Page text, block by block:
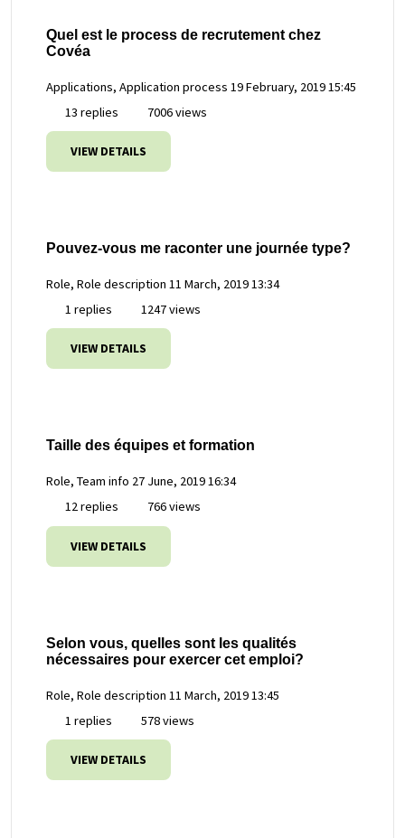
Quel est le process de recrutement chez
Covéa
Applications, Application process 19 February, 2019 15:45
13 replies
7006 views
VIEW DETAILS
Pouvez-vous me raconter une journée type?
Role, Role description 11 March, 2019 13:34
1 replies
1247 views
VIEW DETAILS
Taille des équipes et formation
Role, Team info 27 June, 2019 16:34
12 replies
766 views
VIEW DETAILS
Selon vous, quelles sont les qualités
nécessaires pour exercer cet emploi?
Role, Role description 11 March, 2019 13:45
1 replies
578 views
VIEW DETAILS